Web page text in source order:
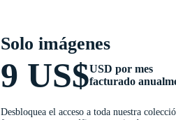
Solo imágenes
9 US$USD por mes
facturado
Desbloquea el acceso a toda nuestra